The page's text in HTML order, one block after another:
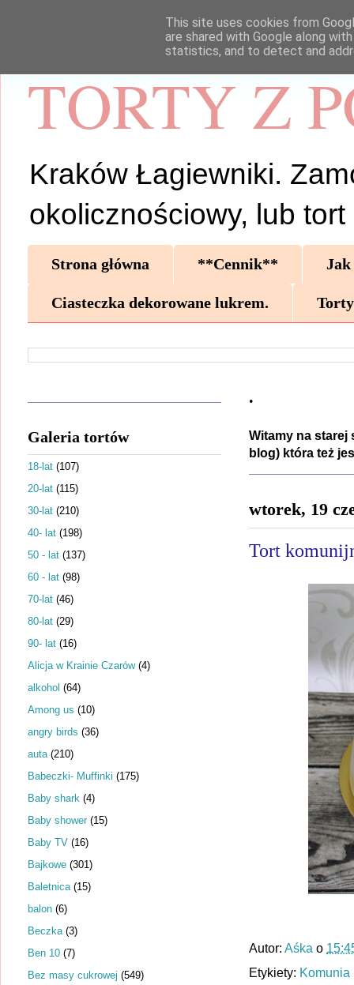
TORTY Z
Kraków Łagiewniki.
okolicznościowy, lub tort
Strona główna **Cennik** Jak
Ciasteczka dekorowane lukrem.
.
Witamy na starej
blog) która też
wtorek, 19
Tort
Autor: Aśka o
Etykiety: Komunia
Galeria tortów
18-lat (107)
20-lat (115)
30-lat (210)
40- lat (198)
50 - lat (137)
60 - lat (98)
70-lat (46)
80-lat (29)
90- lat (16)
Alicja w Krainie Czarów (4)
alkohol (64)
Among us (10)
angry birds (36)
auta (210)
Babeczki- Muffinki (175)
Baby shark (4)
Baby shower (15)
Baby TV (16)
Bajkowe (301)
Baletnica (15)
balon (6)
Beczka (3)
Ben 10 (7)
Bez masy cukrowej (549)
This site uses cookies from
are shared with Google along
statistics, and to detect and